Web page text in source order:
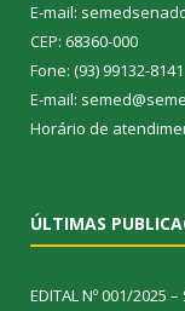
E-mail:
CEP: 68360-000
Fone: (93) 99132-8141
E-mail:
Horário de
ÚLTIMAS
EDITAL Nº 001/2025 –